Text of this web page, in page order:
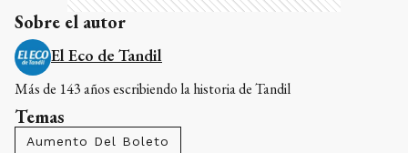
Sobre el autor
El Eco de Tandil
Más de 143 años escribiendo la historia de Tandil
Temas
Aumento Del Boleto